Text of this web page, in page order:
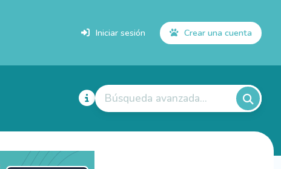
Iniciar sesión Crear una cuenta
Búsqueda avanzada...